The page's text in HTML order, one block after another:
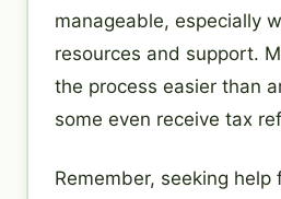
manageable, especially
resources and support.
the process easier than
some even receive tax
Remember, seeking help